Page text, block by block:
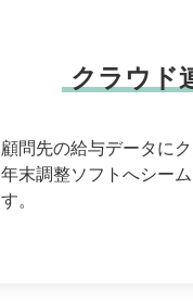
クラウド
顧問先の給与データに
年末調整ソフトへシー
す。